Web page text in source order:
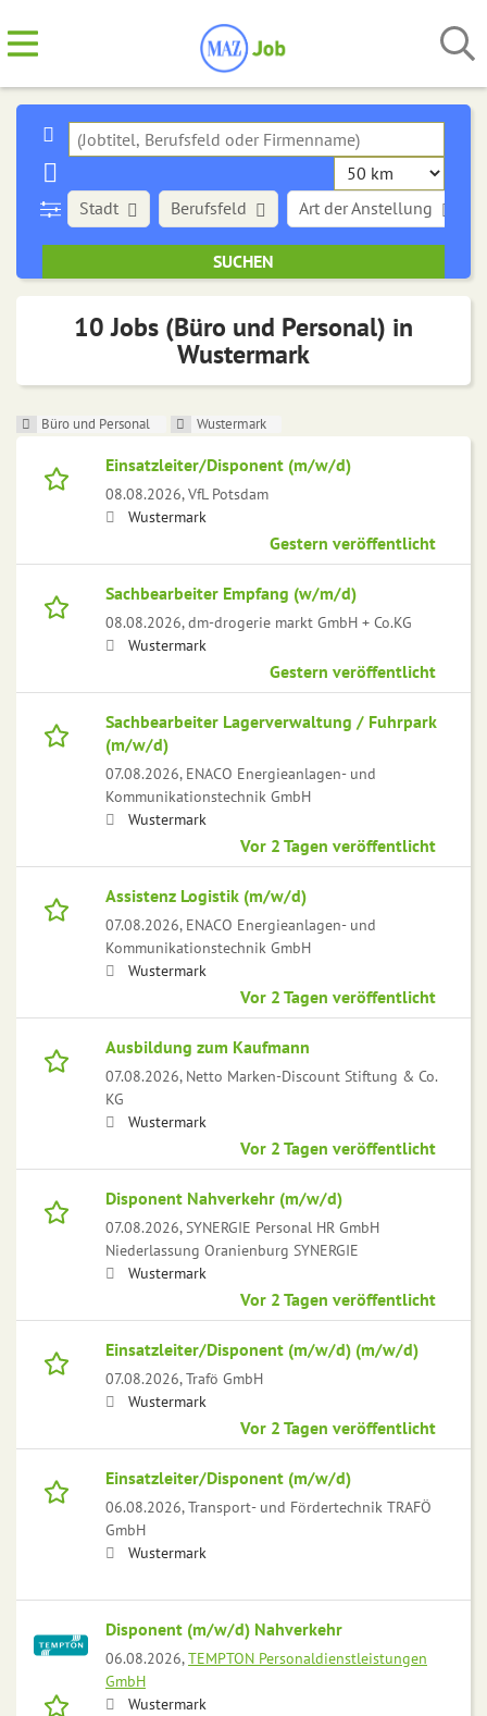
Stadt Art der Anstellung
Berufsfeld
10 Jobs (Büro und Personal) in
Wustermark
Büro und Personal Wustermark
Einsatzleiter/Disponent (m/w/d)
08.08.2026,VfL Potsdam
Wustermark
Gestern veröffentlicht
Sachbearbeiter Empfang (w/m/d)
08.08.2026,dm-drogerie markt GmbH + Co.KG
Wustermark
Gestern veröffentlicht
Sachbearbeiter Lagerverwaltung / Fuhrpark
(m/w/d)
07.08.2026, ENACO Energieanlagen- und
Kommunikationstechnik GmbH
Wustermark
Vor 2 Tagen veröffentlicht
Assistenz Logistik (m/w/d)
07.08.2026, ENACO Energieanlagen- und
Kommunikationstechnik GmbH
Wustermark
Vor 2 Tagen veröffentlicht
Ausbildung zum Kaufmann
07.08.2026, Netto Marken-Discount Stiftung & Co.
KG
Wustermark
Vor 2 Tagen veröffentlicht
Disponent Nahverkehr (m/w/d)
07.08.2026,SYNERGIE Personal HR GmbH
Niederlassung Oranienburg SYNERGIE
Wustermark
Vor 2 Tagen veröffentlicht
Einsatzleiter/Disponent (m/w/d) (m/w/d)
07.08.2026,Trafö GmbH
Wustermark
Vor 2 Tagen veröffentlicht
Einsatzleiter/Disponent (m/w/d)
06.08.2026,Transport- und Fördertechnik TRAFÖ
GmbH
Wustermark
Disponent (m/w/d) Nahverkehr
06.08.2026,TEMPTON Personaldienstleistungen
GmbH
Wustermark